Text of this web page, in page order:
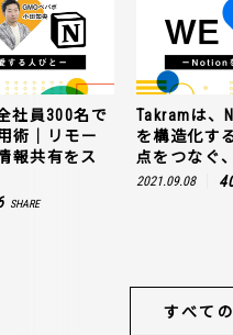
社員300名で
術｜リモー
報共有をス
SHARE
Takramは、
を構造化す
点をつなぐ
2021.09.08
すべて